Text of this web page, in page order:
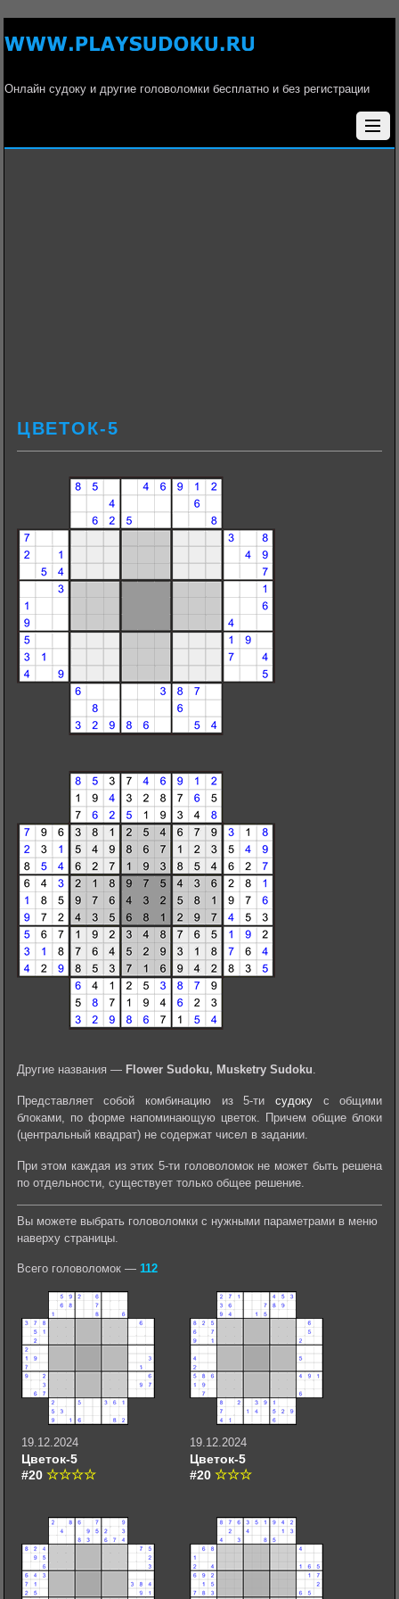
Онлайн судоку и другие головоломки бесплатно и без регистрации
ЦВЕТОК-5
Другие названия — Flower Sudoku, Musketry Sudoku.
Представляет собой комбинацию из 5-тисудоку с общими
блоками, по форме напоминающую цветок. Причем общие блоки
(центральный квадрат) не содержат чисел в задании.
При этом каждая из этих 5-ти головоломок не может быть решена
по отдельности, существует только общее решение.
Вы можете выбрать головоломки с нужными параметрами в меню
наверху страницы.
Всего головоломок — 112
19.12.2024
Цветок-5
#20
19.12.2024
Цветок-5
#20